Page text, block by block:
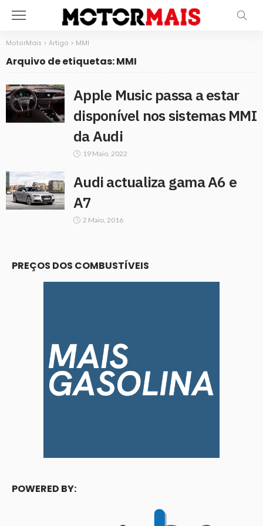
MotorMais > Artigo > MMI
Arquivo de etiquetas: MMI
Apple Music passa a estar
disponível nos sistemas MMI
da Audi
19 Maio, 2022
Audi actualiza gama A6 e
A7
2 Maio, 2016
PREÇOS DOS COMBUSTÍVEIS
POWERED BY: